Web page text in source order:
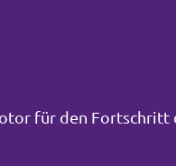
für den Fortschritt